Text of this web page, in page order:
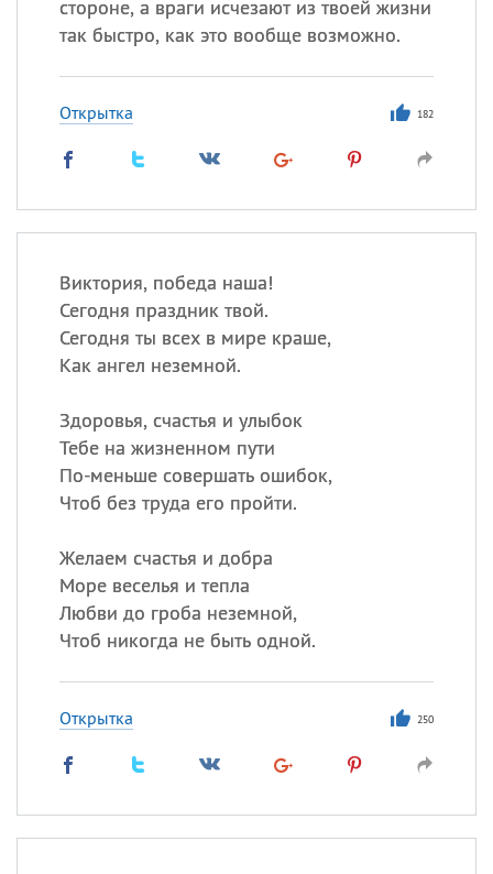
стороне, а враги исчезают из твоей жизни
так быстро, как это вообще возможно.
Открытка 182
Виктория, победа наша!
Сегодня праздник твой.
Сегодня ты всех в мире краше,
Как ангел неземной.
Здоровья, счастья и улыбок
Тебе на жизненном пути
По-меньше совершать ошибок,
Чтоб без труда его пройти.
Желаем счастья и добра
Море веселья и тепла
Любви до гроба неземной,
Чтоб никогда не быть одной.
Открытка 250